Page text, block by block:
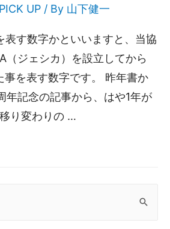
PICK UP / By 山下健一
表す数字かといいますと、当協
（ジェシカ）を設立してから
事を表す数字です。 昨年書か
年記念の記事から、はや1年が
り変わりの …